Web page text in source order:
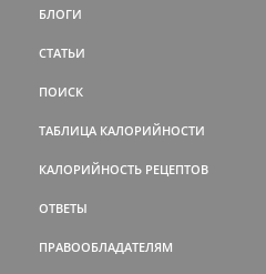
БЛОГИ
СТАТЬИ
ПОИСК
ТАБЛИЦА КАЛОРИЙНОСТИ
КАЛОРИЙНОСТЬ РЕЦЕПТОВ
ОТВЕТЫ
ПРАВООБЛАДАТЕЛЯМ